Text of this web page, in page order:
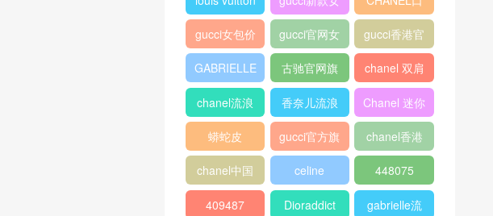
网
包2018
Micro
Luggage
口盖包 400249
chanel 官网
chanel 相机
包
Chanel
louis vuitton
gucci新款女
包
CHANEL口
盖包
gucci女包价
格
gucci官网女
包
gucci香港官
网
GABRIELLE
古驰官网旗
舰店
chanel 双肩
背包
chanel流浪
包价格
香奈儿流浪
包尺寸
Chanel 迷你
口盖包